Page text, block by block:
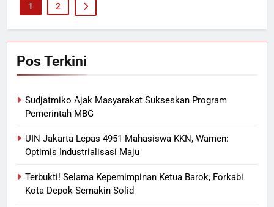
1 2
Pos Terkini
Sudjatmiko Ajak Masyarakat Sukseskan Program
Pemerintah MBG
UIN Jakarta Lepas 4951 Mahasiswa KKN, Wamen:
Optimis Industrialisasi Maju
Terbukti! Selama Kepemimpinan Ketua Barok, Forkabi
Kota Depok Semakin Solid